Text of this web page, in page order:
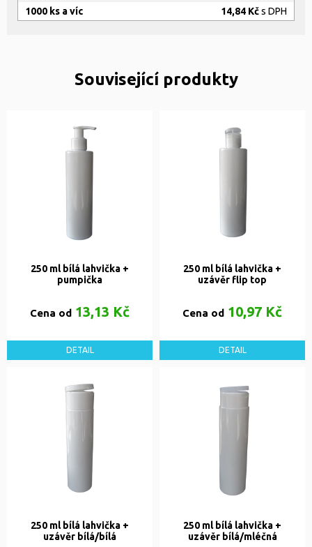
1000 ks a víc
14,84 Kčs DPH
Související produkty
250 ml bílá lahvička +
pumpička
Cena od 13,13 Kč
DETAIL
250 ml bílá lahvička +
uzávěr flip top
Cena od 10,97 Kč
DETAIL
250 ml bílá lahvička +
uzávěr bílá/bílá
250 ml bílá lahvička +
uzávěr bílá/mléčná